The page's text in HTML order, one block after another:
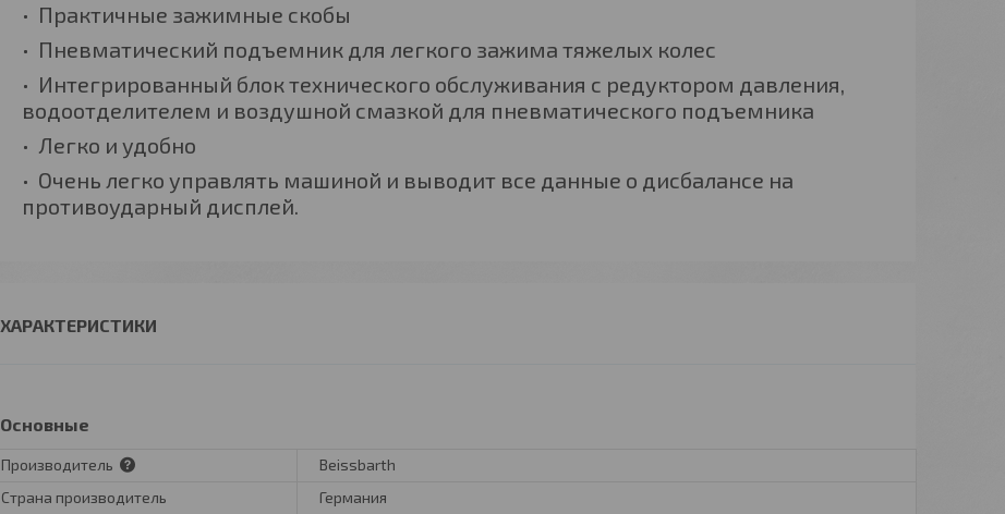
Практичные зажимные скобы
Пневматический подъемник для легкого зажима тяжелых колес
Интегрированный блок технического обслуживания с редуктором давления,
водоотделителем и воздушной смазкой для пневматического подъемника
Легко и удобно
Очень легко управлять машиной и выводит все данные о дисбалансе на
противоударный дисплей.
ХАРАКТЕРИСТИКИ
Основные
Производитель
Beissbarth
Страна производитель
Германия